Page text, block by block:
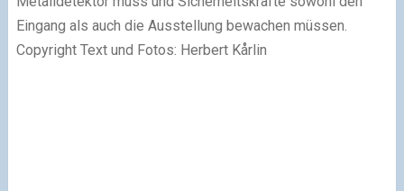
Eingang als auch die Ausstellung bewachen müssen.
Copyright Text und Fotos: Herbert Kårlin